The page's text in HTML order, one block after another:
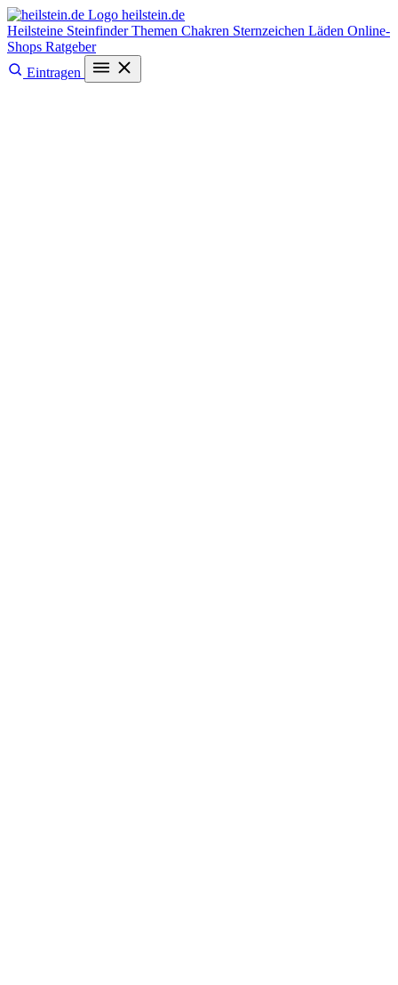
heilstein.de
Heilsteine SteinfinderThemen Chakren Sternzeichen Läden Online-
Shops Ratgeber
Eintragen